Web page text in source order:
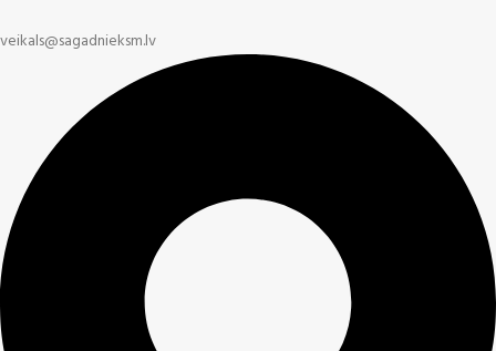
veikals@sagadnieksm.lv